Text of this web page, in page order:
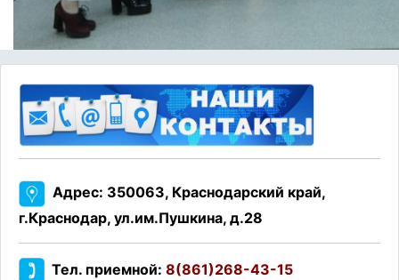
Адрес: 350063, Краснодарский край,
г.Краснодар, ул.им.Пушкина, д.28
Тел. приемной: 8(861)268-43-15